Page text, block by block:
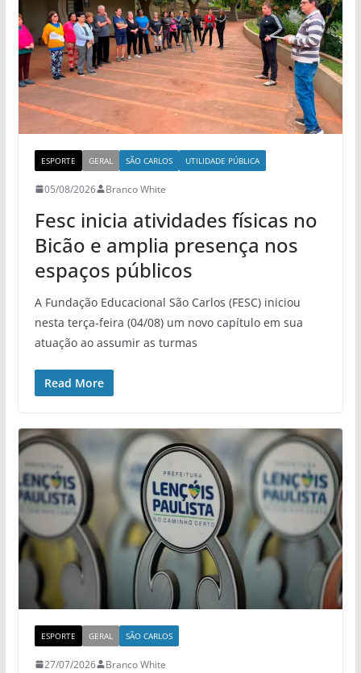
ESPORTE GERAL SÃO CARLOS UTILIDADE PÚBLICA
05/08/2026 Branco White
Fesc inicia atividades físicas no
Bicão e amplia presença nos
espaços públicos
A Fundação Educacional São Carlos (FESC) iniciou
nesta terça-feira (04/08) um novo capítulo em sua
atuação ao assumir as turmas
Read More
ESPORTE GERAL SÃO CARLOS
27/07/2026 Branco White